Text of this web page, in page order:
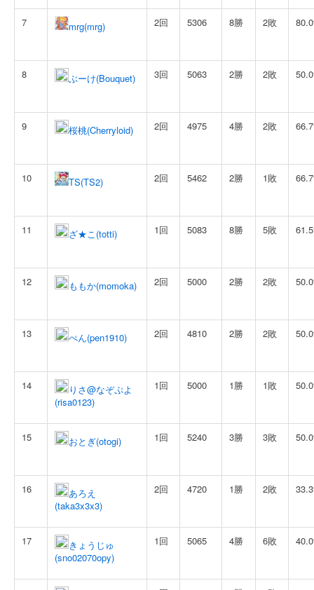
7 mrg(mrg) 2回 5306 8勝 2敗
8 ぶーけ(Bouquet) 3回 5063 2勝 2敗
9 桜桃(Cherryloid) 2回 4975 4勝 2敗
10 TS(TS2) 2回 5462 2勝 1敗
11 ざ★こ(totti) 1回 5083 8勝 5敗
12 ももか(momoka) 2回 5000 2勝 2敗
13 ぺん(pen1910) 2回 4810 2勝 2敗
14
りさ@なぞぷよ
(risa0123)
1回 5000 1勝 1敗
15 おとぎ(otogi) 1回 5240 3勝 3敗
16
あろえ
(taka3x3x3)
2回 4720 1勝 2敗
17
きょうじゅ
(sno02070opy)
1回 5065 4勝 6敗